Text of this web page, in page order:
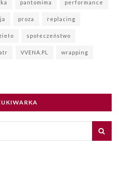
pantomima performance
proza replacing
społeczeństwo
VVENA.PL wrapping